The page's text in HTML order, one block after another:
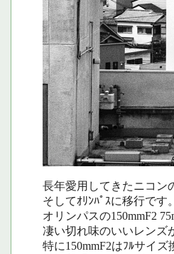
長年愛用してきたニコン
そしてｵﾘﾝﾊﾟｽに移行です。
オリンパスの150mmF2
凄い切れ味のいいレンズ
特に150mmF2はﾌﾙサイ